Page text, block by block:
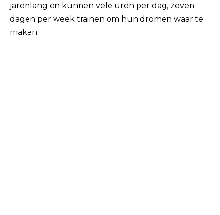
jarenlang en kunnen vele uren per dag, zeven
dagen per week trainen om hun dromen waar te
maken.